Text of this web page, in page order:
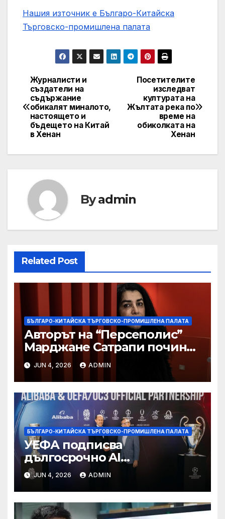
Нашия източник е Българо-Китайска
Търговско-промишлена палaта
Post
navigation
Посетителите
изследват
културата на
Жълтата река по
време на
обиколката на
Хенан
Журналисти и
създатели на
съдържание
обикалят миналото,
настоящето и
бъдещето на Китай
в Хенан
Byadmin
Related Post
БЪЛГАРО-КИТАЙСКА ТЪРГОВСКО-ПРОМИШЛЕНА ПАЛАТА
Авторът на “Персеполис”
Марджане Сатрапи почина
“от тъга” на 56 години
JUN 4, 2026 ADMIN
БЪЛГАРО-КИТАЙСКА ТЪРГОВСКО-ПРОМИШЛЕНА ПАЛАТА
УЕФА подписва
дългосрочно AI
партньорство с Alibaba
JUN 4, 2026 ADMIN